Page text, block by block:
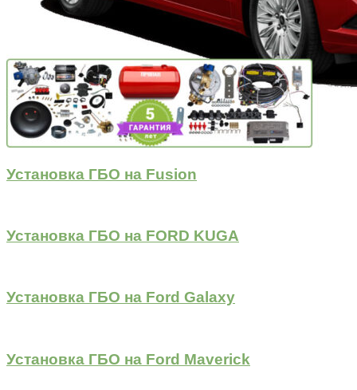
Установка ГБО на Fusion
Установка ГБО на FORD KUGA
Установка ГБО на Ford Galaxy
Установка ГБО на Ford Maverick